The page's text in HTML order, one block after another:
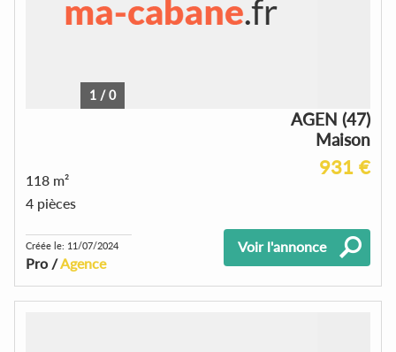
1 /0
AGEN (47)
Maison
931 €
118 m²
4 pièces
Créée le: 11/07/2024
Pro /Agence
Voir l'annonce